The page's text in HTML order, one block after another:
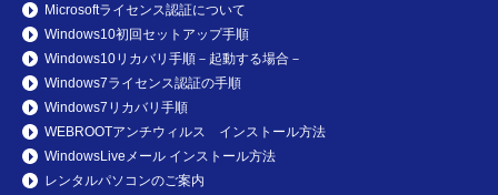
Microsoftライセンス認証について
Windows10初回セットアップ手順
Windows10リカバリ手順－起動する場合－
Windows7ライセンス認証の手順
Windows7リカバリ手順
WEBROOTアンチウィルス インストール方法
WindowsLiveメール インストール方法
レンタルパソコンのご案内